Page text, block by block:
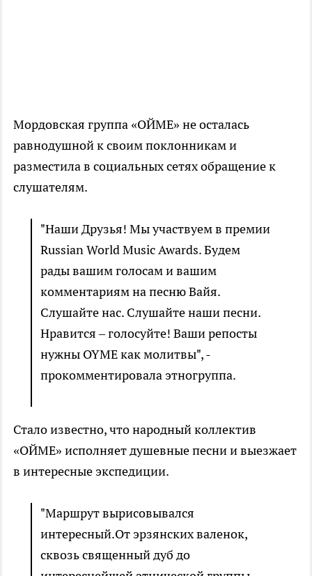
Мордовская группа «ОЙМЕ» не осталась
равнодушной к своим поклонникам и
разместила в социальных сетях обращение к
слушателям.
"Наши Друзья! Мы участвуем в премии
Russian World Music Awards. Будем
рады вашим голосам и вашим
комментариям на песню Вайя.
Слушайте нас. Слушайте наши песни.
Нравится – голосуйте! Ваши репосты
нужны OYME как молитвы", -
прокомментировала этногруппа.
Стало известно, что народный коллектив
«ОЙМЕ» исполняет душевные песни и выезжает
в интересные экспедиции.
"Маршрут вырисовывался
интересный.От эрзянских валенок,
сквозь священный дуб до